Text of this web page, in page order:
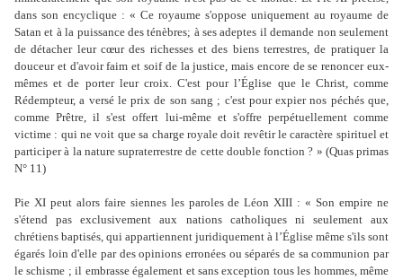
dans son encyclique : « Ce royaume s'oppose uniquement au royaume de
Satan et à la puissance des ténèbres; à ses adeptes il demande non seulement
de détacher leur cœur des richesses et des biens terrestres, de pratiquer la
douceur et d'avoir faim et soif de la justice, mais encore de se renoncer eux-
mêmes et de porter leur croix. C'est pour l’Église que le Christ, comme
Rédempteur, a versé le prix de son sang ; c'est pour expier nos péchés que,
comme Prêtre, il s'est offert lui-même et s'offre perpétuellement comme
victime : qui ne voit que sa charge royale doit revêtir le caractère spirituel et
participer à la nature supraterrestre de cette double fonction ? » (Quas primas
N° 11)
Pie XI peut alors faire siennes les paroles de Léon XIII : « Son empire ne
s'étend pas exclusivement aux nations catholiques ni seulement aux
chrétiens baptisés, qui appartiennent juridiquement à l’Église même s'ils sont
égarés loin d'elle par des opinions erronées ou séparés de sa communion par
le schisme ; il embrasse également et sans exception tous les hommes, même